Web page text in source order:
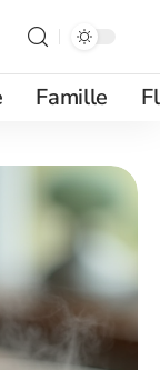
Famille